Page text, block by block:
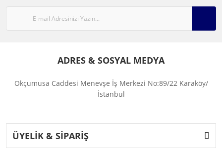
ADRES & SOSYAL MEDYA
Okçumusa Caddesi Menevşe İş Merkezi No:89/22 Karaköy/
İstanbul
ÜYELİK & SİPARİŞ